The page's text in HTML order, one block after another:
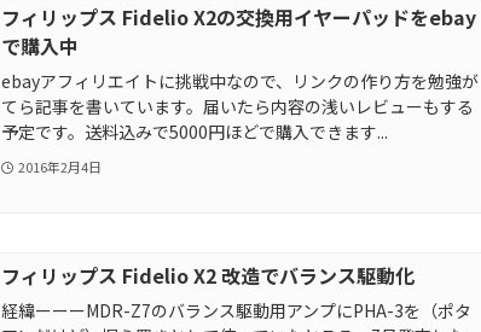
フィリップス Fidelio X2の交換用イヤーパッドをebay
で購入中
ebayアフィリエイトに挑戦中なので、リンクの作り方を勉強が
てら記事を書いています。届いたら内容の浅いレビューもする
予定です。送料込みで5000円ほどで購入できます...
2016年2月4日
フィリップス Fidelio X2 改造でバランス駆動化
経緯ーーーMDR-Z7のバランス駆動用アンプにPHA-3を（ポタ